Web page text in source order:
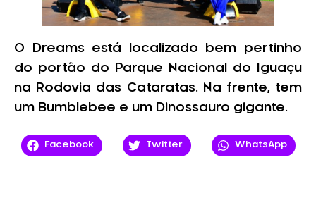
O Dreams está localizado bem pertinho
do portão do Parque Nacional do Iguaçu
na Rodovia das Cataratas. Na frente, tem
um Bumblebee e um Dinossauro gigante.
Facebook Twitter WhatsApp